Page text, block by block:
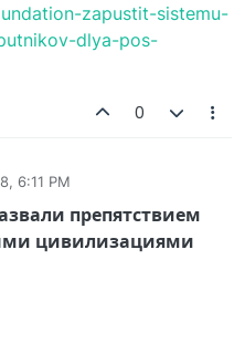
zapustit-sistemu-
dlya-pos-
0
6:11 PM
препятствием
цивилизациями